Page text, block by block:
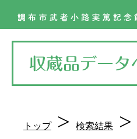
トップ> 検索結果 >